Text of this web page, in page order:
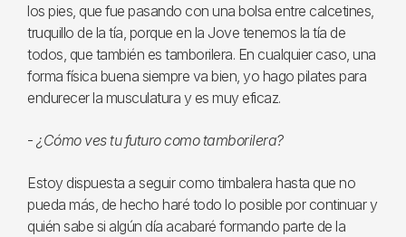
los pies, que fue pasando con una bolsa entre calcetines,
truquillo de la tía, porque en la Jove tenemos la tía de
todos, que también es tamborilera. En cualquier caso, una
forma física buena siempre va bien, yo hago pilates para
endurecer la musculatura y es muy eficaz.
- ¿Cómo ves tu futuro como tamborilera?
Estoy dispuesta a seguir como timbalera hasta que no
pueda más, de hecho haré todo lo posible por continuar y
quién sabe si algún día acabaré formando parte de la